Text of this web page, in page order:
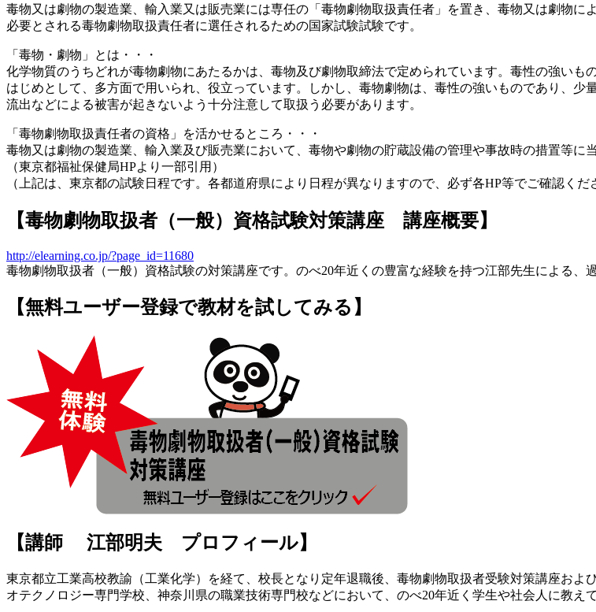
毒物又は劇物の製造業、輸入業又は販売業には専任の「毒物劇物取扱責任者」を置き、毒物又は劇物
必要とされる毒物劇物取扱責任者に選任されるための国家試験試験です。
「毒物・劇物」とは・・・
化学物質のうちどれが毒物劇物にあたるかは、毒物及び劇物取締法で定められています。毒性の強い
はじめとして、多方面で用いられ、役立っています。しかし、毒物劇物は、毒性の強いものであり、
流出などによる被害が起きないよう十分注意して取扱う必要があります。
「毒物劇物取扱責任者の資格」を活かせるところ・・・
毒物又は劇物の製造業、輸入業及び販売業において、毒物や劇物の貯蔵設備の管理や事故時の措置等に当
（東京都福祉保健局HPより一部引用）
（上記は、東京都の試験日程です。各都道府県により日程が異なりますので、必ず各HP等でご確認くだ
【毒物劇物取扱者（一般）資格試験対策講座 講座概要】
http://elearning.co.jp/?page_id=11680
毒物劇物取扱者（一般）資格試験の対策講座です。のべ20年近くの豊富な経験を持つ江部先生による
【無料ユーザー登録で教材を試してみる】
【講師 江部明夫 プロフィール】
東京都立工業高校教諭（工業化学）を経て、校長となり定年退職後、毒物劇物取扱者受験対策講座お
オテクノロジー専門学校、神奈川県の職業技術専門校などにおいて、のべ20年近く学生や社会人に教え